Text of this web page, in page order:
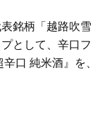
銘柄「越路吹雪
として、辛口フ
口 純米酒』を、